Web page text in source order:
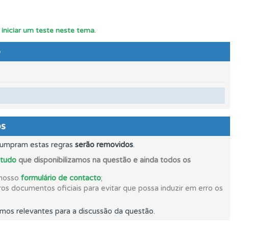
oficial.
iniciar um teste neste tema.
estas regras serão removidos.
que disponibilizamos na questão e ainda todos os
formulário de contacto;
documentos oficiais para evitar que possa induzir em erro os
relevantes para a discussão da questão.